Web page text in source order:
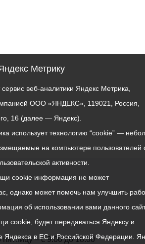
– с 9.00 до 18.00
Метрику
сервис веб-аналитики Яндекс Метрика,
ООО «ЯНДЕКС», 119021, Россия,
16 (далее — Яндекс).
использует технологию “cookie” —
на компьютере пользователей
активности.
cookie информация не может
однако может помочь нам улучшить
об использовании вами данного
cookie, будет передаваться Яндексу и
Яндекса в ЕС и Российской Федерации.